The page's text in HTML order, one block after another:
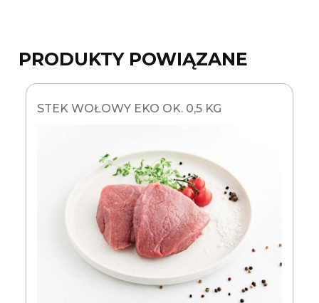
PRODUKTY POWIĄZANE
STEK WOŁOWY EKO OK. 0,5 KG